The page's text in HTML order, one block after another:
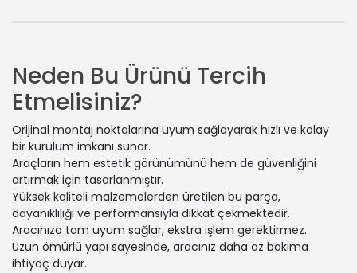
Neden Bu Ürünü Tercih
Etmelisiniz?
Orijinal montaj noktalarına uyum sağlayarak hızlı ve kolay
bir kurulum imkanı sunar.
Araçların hem estetik görünümünü hem de güvenliğini
artırmak için tasarlanmıştır.
Yüksek kaliteli malzemelerden üretilen bu parça,
dayanıklılığı ve performansıyla dikkat çekmektedir.
Aracınıza tam uyum sağlar, ekstra işlem gerektirmez.
Uzun ömürlü yapı sayesinde, aracınız daha az bakıma
ihtiyaç duyar.